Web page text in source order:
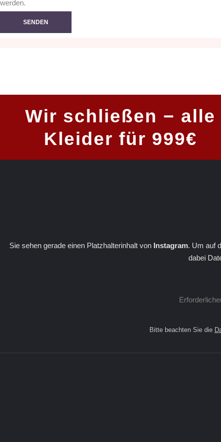
werden.
Wir schließen − alle
Kleider für 999€
Sie sehen gerade einen Platzhalterinhalt von Instagram. Um auf
dabei
Bitte beachten Sie die